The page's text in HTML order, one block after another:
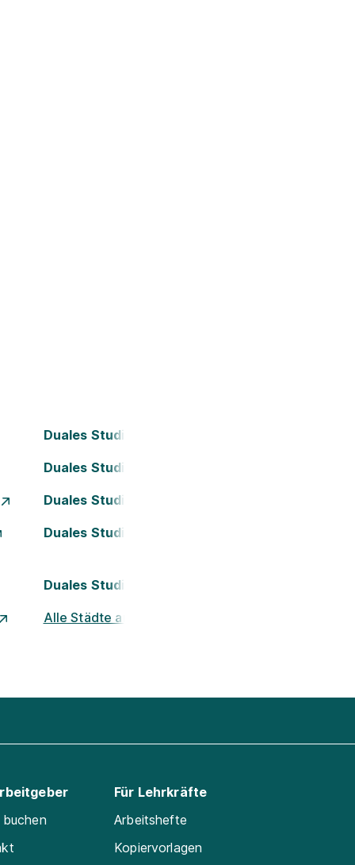
Duales Studium Bielefeld
Duales Studium Darmstadt
Duales Studium Essen
Duales Studium Kassel
Duales Studium Nürnberg
Alle Städte ansehen
Für Lehrkräfte
Arbeitshefte
Kopiervorlagen